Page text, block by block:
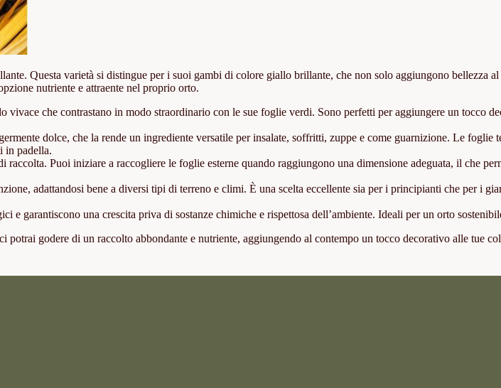
Questa varietà si distingue per i suoi gambi di colore giallo brillante, che non solo aggiungono bellezza
nutriente e attraente nel proprio orto.
vivace che contrastano in modo straordinario con le sue foglie verdi. Sono perfetti per aggiungere un tocco
dolce, che la rende un ingrediente versatile per insalate, soffritti, zuppe e come guarnizione. Le foglie
in padella.
raccolta. Puoi iniziare a raccogliere le foglie esterne quando raggiungono una dimensione adeguata, il che
adattandosi bene a diversi tipi di terreno e climi. È una scelta eccellente sia per i principianti che per i
e garantiscono una crescita priva di sostanze chimiche e rispettosa dell’ambiente. Ideali per un orto
godere di un raccolto abbondante e nutriente, aggiungendo al contempo un tocco decorativo alle tue